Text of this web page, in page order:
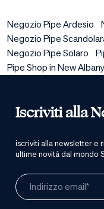
Negozio Pipe Ardesio
Negozio Pipe
Negozio Pipe Solaro
Pipe Shop in New
Iscriviti alla
iscriviti alla newsletter e
ultime novità dal mondo
Indirizzo email*